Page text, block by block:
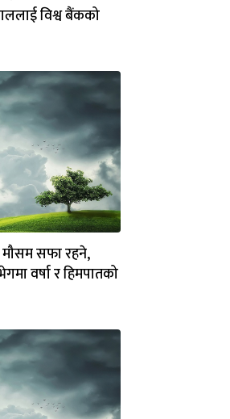
विश्व बैंकको
सफा रहने,
वर्षा र हिमपातको